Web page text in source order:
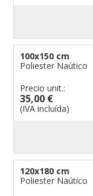
100x150 cm
Poliester Naútico
Precio unit.:
35,00 €
(IVA incluída)
120x180 cm
Poliester Naútico